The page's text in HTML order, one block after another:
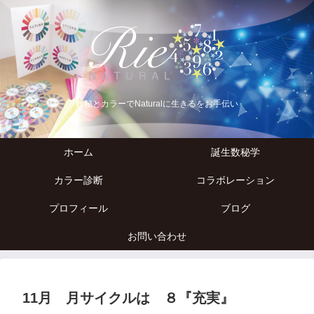
数秘とカラーでNaturalに生きるをお手伝い
ホーム 誕生数秘学
カラー診断 コラボレーション
プロフィール ブログ
お問い合わせ
11月 月サイクルは ８『充実』